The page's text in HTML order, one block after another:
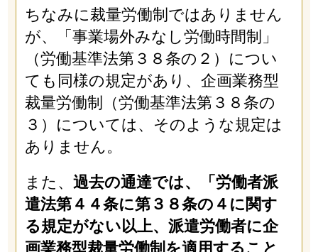
ちなみに裁量労働制ではありません
が、「事業場外みなし労働時間制」
（労働基準法第３８条の２）につい
ても同様の規定があり、企画業務型
裁量労働制（労働基準法第３８条の
３）については、そのような規定は
ありません。
また、 過去の通達では、「労働者派
遣法第４４条に第３８条の４に関す
る規定がない以上、派遣労働者に企
画業務型裁量労働制を適用すること